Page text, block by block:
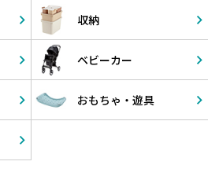
収納
ベビーカー
おもちゃ・ 遊具